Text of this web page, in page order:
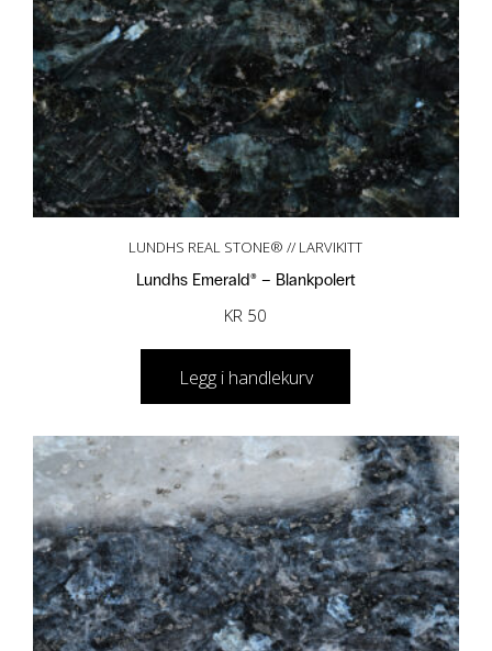
LUNDHS REAL STONE® // LARVIKITT
Lundhs Emerald® – Blankpolert
KR 50
Legg i handlekurv